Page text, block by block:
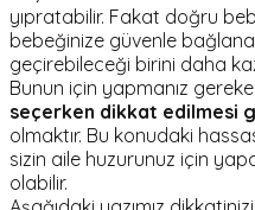
yıpratabilir. Fakat doğru
bebeğinize güvenle
geçirebileceği birini daha
Bunun için yapmanız
seçerken dikkat edilmesi
olmaktır. Bu konudaki
sizin aile huzurunuz için
olabilir.